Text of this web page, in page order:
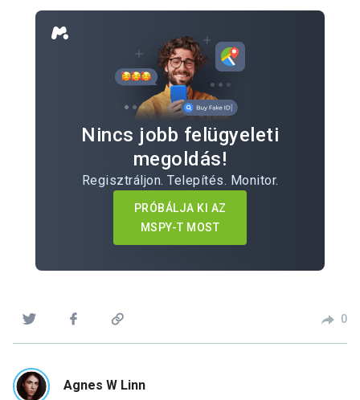
Nincs jobb felügyeleti
megoldás!
Regisztráljon. Telepítés. Monitor.
PRÓBÁLJA KI AZ
MSPY-T MOST
0
Agnes W Linn